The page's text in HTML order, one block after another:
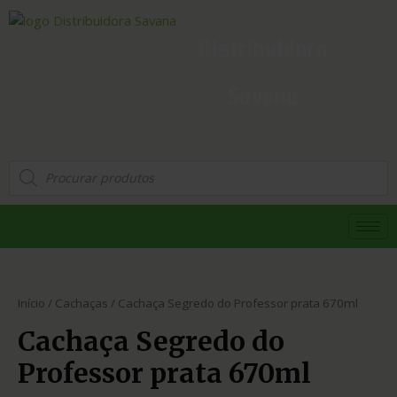
Início / Cachaças / Cachaça Segredo do Professor prata 670ml
Cachaça Segredo do
Professor prata 670ml